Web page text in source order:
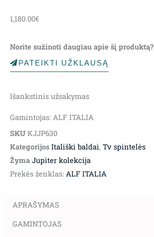
1,180.00€
Norite sužinoti daugiau apie šį produktą?
PATEIKTI UŽKLAUSĄ
Išankstinis užsakymas
Gamintojas: ALF ITALIA
SKU KJJP630
Kategorijos Itališki baldai, Tv spintelės
Žyma Jupiter kolekcija
Prekės ženklas: ALF ITALIA
APRAŠYMAS
GAMINTOJAS